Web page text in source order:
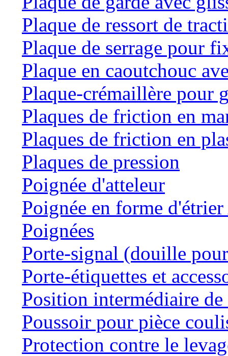
Plaque de ressort de
Plaque de serrage pour
Plaque en caoutchouc
Plaque-crémaillère pour
Plaques de friction en
Plaques de friction en
Plaques de pression
Poignée d'atteleur
Poignée en forme
Poignées
Porte-signal (douille
Porte-étiquettes et
Position intermédiaire
Poussoir pour pièce
Protection contre le